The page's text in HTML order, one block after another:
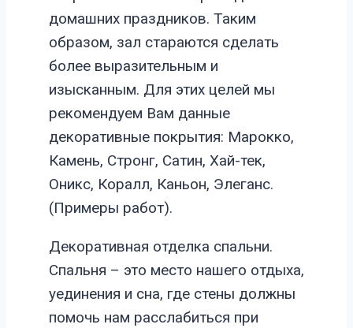
домашних праздников. Таким
образом, зал стараются сделать
более выразительным и
изысканным. Для этих целей мы
рекомендуем Вам данные
декоративные покрытия: Марокко,
Камень, Стронг, Сатин, Хай-тек,
Оникс, Коралл, Каньон, Элеганс.
(Примеры работ).
Декоративная отделка спальни.
Спальня – это место нашего отдыха,
уединения и сна, где стены должны
помочь нам расслабиться при